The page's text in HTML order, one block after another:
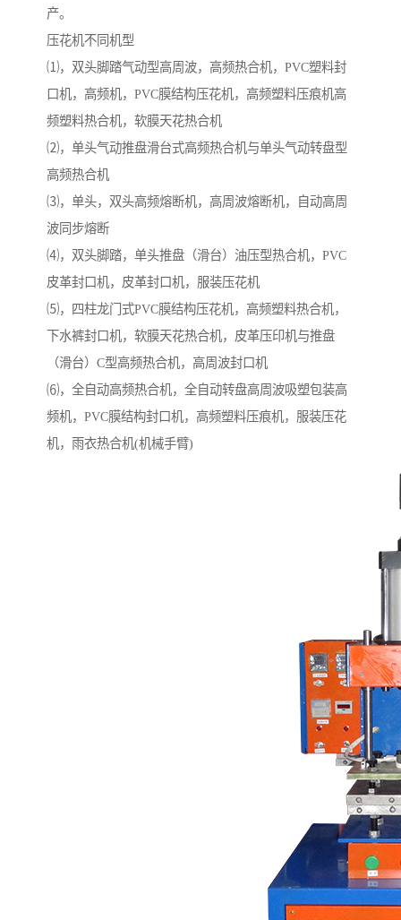
产。
压花机不同机型
⑴，双头脚踏气动型高周波，高频热合机，PVC塑料封
口机，高频机，PVC膜结构压花机，高频塑料压痕机高
频塑料热合机，软膜天花热合机
⑵，单头气动推盘滑台式高频热合机与单头气动转盘型
高频热合机
⑶，单头，双头高频熔断机，高周波熔断机，自动高周
波同步熔断
⑷，双头脚踏，单头推盘（滑台）油压型热合机，PVC
皮革封口机，皮革封口机，服装压花机
⑸，四柱龙门式PVC膜结构压花机，高频塑料热合机，
下水裤封口机，软膜天花热合机，皮革压印机与推盘
（滑台）C型高频热合机，高周波封口机
⑹，全自动高频热合机，全自动转盘高周波吸塑包装高
频机，PVC膜结构封口机，高频塑料压痕机，服装压花
机，雨衣热合机(机械手臂)